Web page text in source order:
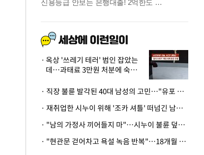
옥상 '쓰레기 테러' 범인 잡았는
데…과태료 3만원 처분에 숙박업
· 직장 불륜 발각된 40대 남성의 고민…"유포 동료 명예훼손·협박죄 고소 가능할까"
· 재취업한 시누이 위해 '조카 셔틀' 떠넘긴 남편…아내 "난 못한다"
· "남의 가정사 끼어들지 마"…시누이 불륜 덮으려는 남편에 억울한 아내
· "현관문 걷어차고 욕설 녹음 반복"…18개월 아기 키우는 집 뒤흔든 '앞집의 비극'